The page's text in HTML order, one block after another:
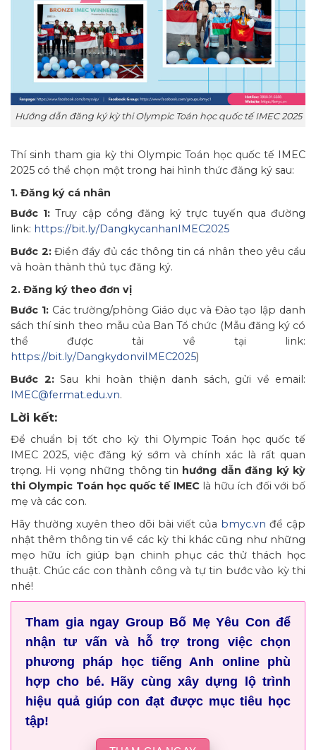
Hướng dẫn đăng ký kỳ thi Olympic Toán học quốc tế IMEC 2025
Thí sinh tham gia kỳ thi Olympic Toán học quốc tế IMEC
2025 có thể chọn một trong hai hình thức đăng ký sau:
1. Đăng ký cá nhân
Bước 1: Truy cập cổng đăng ký trực tuyến qua đường
link: https://bit.ly/DangkycanhanIMEC2025
Bước 2:Điền đầy đủ các thông tin cá nhân theo yêu cầu
và hoàn thành thủ tục đăng ký.
2. Đăng ký theo đơn vị
Bước 1:Các trường/phòng Giáo dục và Đào tạo lập danh
sách thí sinh theo mẫu của Ban Tổ chức (Mẫu đăng ký có
thể được tải về tại link:
https://bit.ly/DangkydonviIMEC2025)
Bước 2:Sau khi hoàn thiện danh sách, gửi về email:
IMEC@fermat.edu.vn.
Lời kết:
Để chuẩn bị tốt cho kỳ thi Olympic Toán học quốc tế
IMEC 2025, việc đăng ký sớm và chính xác là rất quan
trọng. Hi vọng những thông tin hướng dẫn đăng ký kỳ
thi Olympic Toán học quốc tế IMEClà hữu ích đối với bố
mẹ và các con.
Hãy thường xuyên theo dõi bài viết của bmyc.vn để cập
nhật thêm thông tin về các kỳ thi khác cũng như những
mẹo hữu ích giúp bạn chinh phục các thử thách học
thuật. Chúc các con thành công và tự tin bước vào kỳ thi
nhé!
Tham gia ngay Group Bố Mẹ Yêu Con để
nhận tư vấn và hỗ trợ trong việc chọn
phương pháp học tiếng Anh online phù
hợp cho bé. Hãy cùng xây dựng lộ trình
hiệu quả giúp con đạt được mục tiêu học
tập!